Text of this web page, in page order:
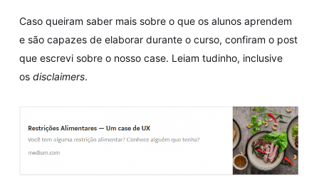
Caso queiram saber mais sobre o que os alunos aprendem
e são capazes de elaborar durante o curso, confiram o post
que escrevi sobre o nosso case. Leiam tudinho, inclusive
os disclaimers.